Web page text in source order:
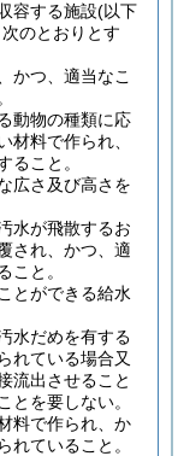
容する施設(以下
のとおりとす
かつ、適当なこ
動物の種類に応
材料で作られ、
ること。
広さ及び高さを
水が飛散するお
され、かつ、適
こと。
とができる給水
水だめを有する
れている場合又
流出させること
とを要しない。
料で作られ、か
れていること。